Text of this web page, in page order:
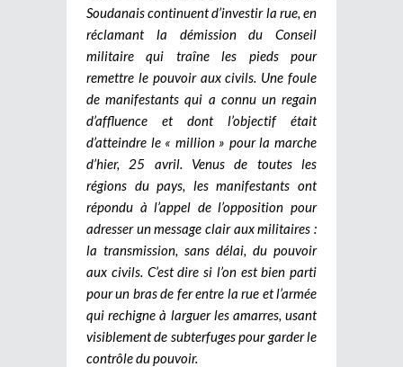
Soudanais continuent d’investir la rue, en
réclamant la démission du Conseil
militaire qui traîne les pieds pour
remettre le pouvoir aux civils. Une foule
de manifestants qui a connu un regain
d’affluence et dont l’objectif était
d’atteindre le « million » pour la marche
d’hier, 25 avril. Venus de toutes les
régions du pays, les manifestants ont
répondu à l’appel de l’opposition pour
adresser un message clair aux militaires :
la transmission, sans délai, du pouvoir
aux civils. C’est dire si l’on est bien parti
pour un bras de fer entre la rue et l’armée
qui rechigne à larguer les amarres, usant
visiblement de subterfuges pour garder le
contrôle du pouvoir.